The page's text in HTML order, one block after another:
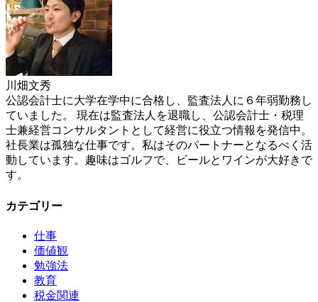
川畑文秀
公認会計士に大学在学中に合格し、監査法人に６年弱勤務し
ていました。 現在は監査法人を退職し、公認会計士・税理
士兼経営コンサルタントとして経営に役立つ情報を発信中。
社長業は孤独な仕事です。私はそのパートナーとなるべく活
動しています。趣味はゴルフで、ビールとワインが大好きで
す。
カテゴリー
仕事
価値観
勉強法
教育
税金関連